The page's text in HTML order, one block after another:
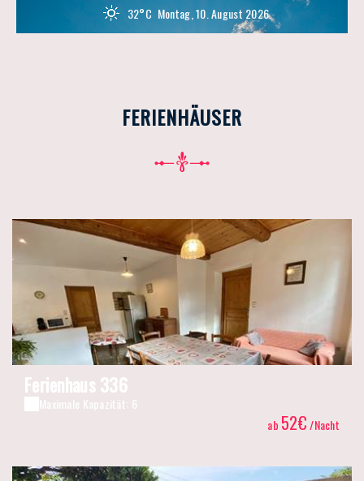
32°C Montag, 10. August 2026
FERIENHÄUSER
Ferienhaus 336
Maximale Kapazität: 6
ab 52€/Nacht